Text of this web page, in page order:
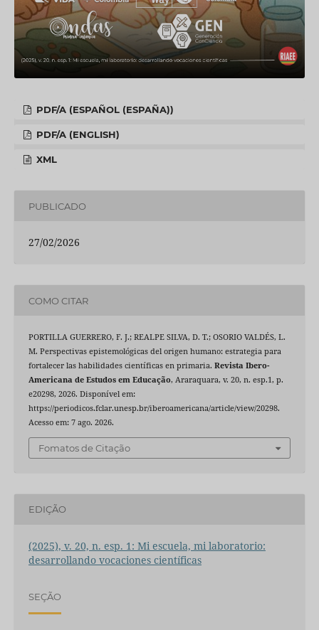
PDF/A (ESPAÑOL (ESPAÑA))
PDF/A (ENGLISH)
XML
PUBLICADO
27/02/2026
COMO CITAR
PORTILLA GUERRERO, F. J.; REALPE SILVA, D. T.; OSORIO VALDÉS, L.
M. Perspectivas epistemológicas del origen humano: estrategia para
fortalecer las habilidades científicas en primaria. Revista Ibero-
Americana de Estudos em Educação, Araraquara, v. 20, n. esp.1, p.
e20298, 2026. Disponível em:
https://periodicos.fclar.unesp.br/iberoamericana/article/view/20298.
Acesso em: 7 ago. 2026.
Fomatos de Citação
EDIÇÃO
(2025), v. 20, n. esp. 1: Mi escuela, mi laboratorio:
desarrollando vocaciones científicas
SEÇÃO